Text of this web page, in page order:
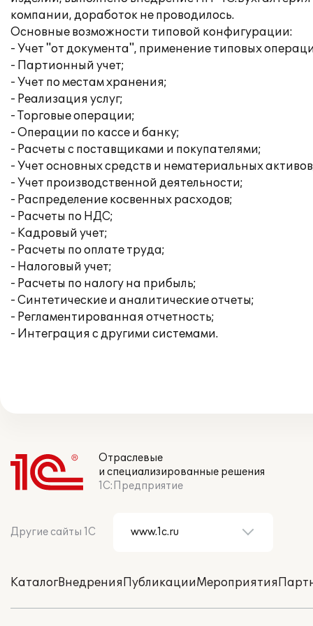
компании, доработок не проводилось.
Основные возможности типовой конфигурации:
- Учет "от документа", применение типовых
- Партионный учет;
- Учет по местам хранения;
- Реализация услуг;
- Торговые операции;
- Операции по кассе и банку;
- Расчеты с поставщиками и покупателями;
- Учет основных средств и нематериальных
- Учет производственной деятельности;
- Распределение косвенных расходов;
- Расчеты по НДС;
- Кадровый учет;
- Расчеты по оплате труда;
- Налоговый учет;
- Расчеты по налогу на прибыль;
- Синтетические и аналитические отчеты;
- Регламентированная отчетность;
- Интеграция с другими системами.
Отраслевые
и специализированные решения
1С:Предприятие
Другие сайты 1С
КаталогВнедренияПубликацииМероприятия